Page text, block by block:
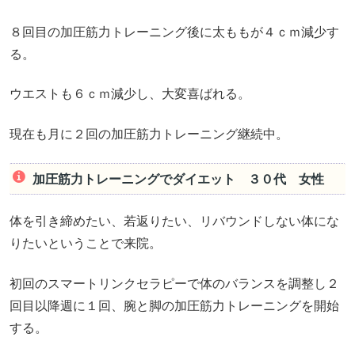
８回目の加圧筋力トレーニング後に太ももが４ｃｍ減少す
る。
ウエストも６ｃｍ減少し、大変喜ばれる。
現在も月に２回の加圧筋力トレーニング継続中。
加圧筋力トレーニングでダイエット ３０代 女性
体を引き締めたい、若返りたい、リバウンドしない体にな
りたいということで来院。
初回のスマートリンクセラピーで体のバランスを調整し２
回目以降週に１回、腕と脚の加圧筋力トレーニングを開始
する。